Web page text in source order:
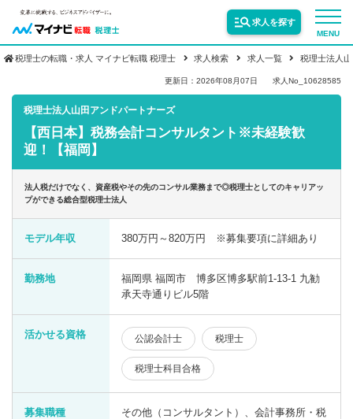
MENU
求人を探す
転職お役立ち情報
業界情報
求人情報
税理士の転職・求人 マイナビ転職 税理士 求人検索 求人一覧 税理士法人
更新日：2026年08月07日 求人No_10628585
税理士法人山田アンドパートナーズ
【西日本】税務会計コンサルタント※未経験歓
迎！【福岡】
法人税だけでなく、資産税やその先のコンサル業務まで◎税理士としてのキャリアッ
プができる総合型税理士法人
モデル年収 380万円～820万円 ※募集要項に詳細あり
勤務地
福岡県 福岡市 博多区博多駅前1-13-1 九勧
承天寺通りビル5階
活かせる資格 公認会計士 税理士
税理士科目合格
募集職種
その他（コンサルタント）、会計事務所・税